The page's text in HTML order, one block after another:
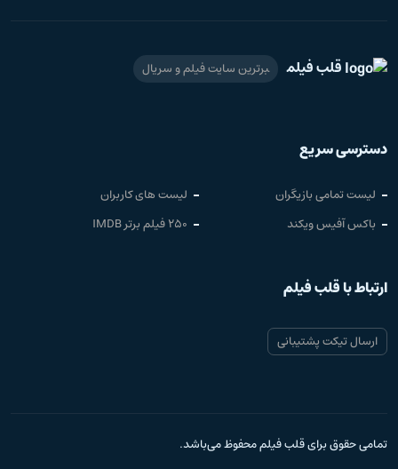
قلب فیلم برترین سایت فیلم و سریال
دسترسی سریع
لیست تمامی بازیگران
لیست های کاربران
باکس آفیس ویکند
250 فیلم برتر IMDB
ارتباط با قلب فیلم
ارسال تیکت پشتیبانی
تمامی حقوق برای قلب فیلم محفوظ می‌باشد.